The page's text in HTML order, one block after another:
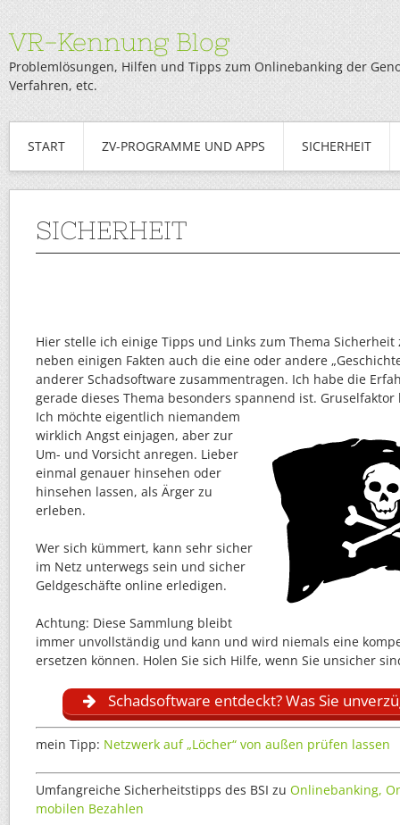
VR-Kennung Blog
Problemlösungen, Hilfen und Tipps zum Onlinebanking der
Verfahren, etc.
START ZV-PROGRAMME UND APPS SICHERHEIT
SICHERHEIT
Hier stelle ich einige Tipps und Links zum Thema
neben einigen Fakten auch die eine oder andere
anderer Schadsoftware zusammentragen. Ich habe die
gerade dieses Thema besonders spannend ist. Gruselfaktor
Ich möchte eigentlich niemandem
wirklich Angst einjagen, aber zur
Um- und Vorsicht anregen. Lieber
einmal genauer hinsehen oder
hinsehen lassen, als Ärger zu
erleben.
Wer sich kümmert, kann sehr sicher
im Netz unterwegs sein und sicher
Geldgeschäfte online erledigen.
Achtung: Diese Sammlung bleibt
immer unvollständig und kann und wird niemals eine
ersetzen können. Holen Sie sich Hilfe, wenn Sie unsicher
Schadsoftware entdeckt? Was Sie
mein Tipp: Netzwerk auf „Löcher“ von außen prüfen lassen
Umfangreiche Sicherheitstipps des BSI zu Onlinebanking,
mobilen Bezahlen